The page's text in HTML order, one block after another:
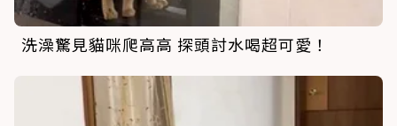
洗澡驚見貓咪爬高高 探頭討水喝超可愛！